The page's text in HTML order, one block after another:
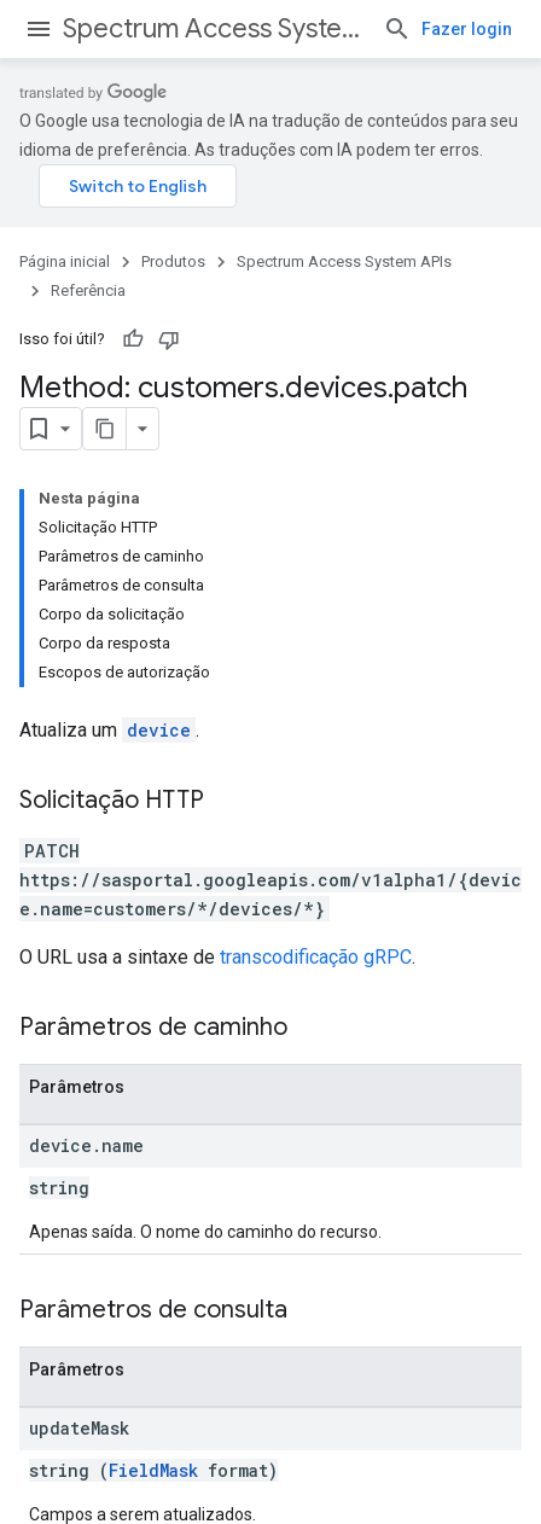
Spectrum Access System APIs Fazer login
O Google usa tecnologia de IA na tradução de conteúdos para seu
idioma de preferência. As traduções com IA podem ter erros.
Página inicial Produtos
Spectrum Access System APIs
Referência
Isso foi útil?
Method: customers.devices.patch
Nesta página
Solicitação HTTP
Parâmetros de caminho
Parâmetros de consulta
Corpo da solicitação
Corpo da resposta
Escopos de autorização
Atualiza um device .
Solicitação HTTP
PATCH
https://sasportal.googleapis.com/v1alpha1/{devic
e.name=customers/*/devices/*}
O URL usa a sintaxe de transcodificação gRPC.
Parâmetros de caminho
Parâmetros
device . name
string
Apenas saída. O nome do caminho do recurso.
Parâmetros de consulta
Parâmetros
updateMask
string (FieldMask format)
Campos a serem atualizados.